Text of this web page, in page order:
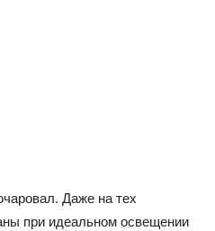
Даже на тех
при идеальном освещении